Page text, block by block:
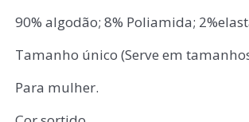
90% algodão; 8% Poliamida;
Tamanho único (Serve em
Para mulher.